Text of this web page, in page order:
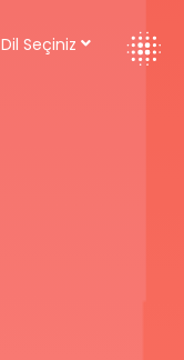
Dil Seçiniz